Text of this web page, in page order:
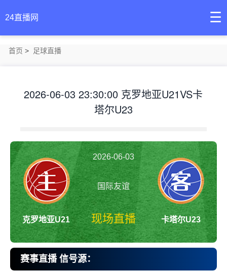
24直播网 ☰
首页 > 足球直播
2026-06-03 23:30:00 克罗地亚U21VS卡
塔尔U23
克罗地亚U21
2026-06-03
23:30:00
国际友谊
现场直播 卡塔尔U23
赛事直播 信号源：